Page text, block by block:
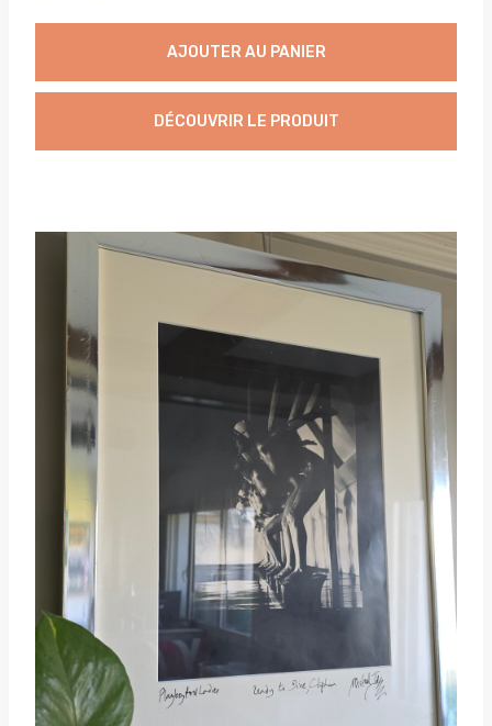
AJOUTER AU PANIER
DÉCOUVRIR LE PRODUIT